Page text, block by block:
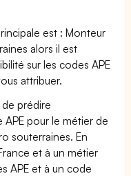
est : Monteur
alors il est
sur les codes APE
attribuer.
prédire
pour le métier de
souterraines. En
et à un métier
APE et à un code